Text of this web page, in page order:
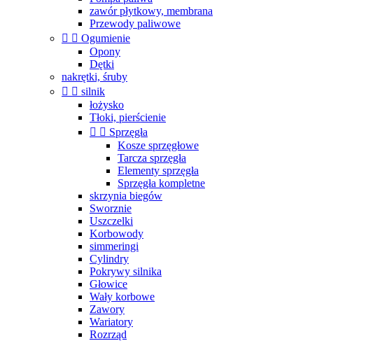
zawór płytkowy, membrana
Przewody paliwowe
  Ogumienie
Opony
Dętki
nakrętki, śruby
  silnik
łożysko
Tłoki, pierścienie
  Sprzęgła
Kosze sprzęgłowe
Tarcza sprzęgła
Elementy sprzęgła
Sprzęgła kompletne
skrzynia biegów
Sworznie
Uszczelki
Korbowody
simmeringi
Cylindry
Pokrywy silnika
Głowice
Wały korbowe
Zawory
Wariatory
Rozrząd